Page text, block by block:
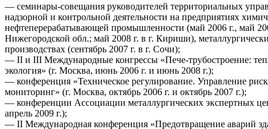
— семинары-совещания руководителей территориальных
надзорной и контрольной деятельности на предприятиях
нефтеперерабатывающей промышленности (май 2006 г., май
Нижегородской обл.; май 2008 г. в г. Кириши),
производствах (сентябрь 2007 г. в г. Сочи);
— II и III Международные конгрессы «Пече-трубостроение:
экология» (г. Москва, июнь 2006 г. и июнь 2008 г.);
— конференция «Техническое регулирование. Управление
мониторинг» (г. Москва, октябрь 2006 г. и октябрь 2007 г.);
— конференции Ассоциации металлургических экспертных
апрель 2009 г.);
— II Международная конференция «Предотвращение аварий